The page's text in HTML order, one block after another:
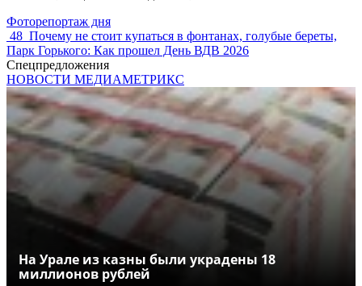
Фоторепортаж дня
48 Почему не стоит купаться в фонтанах, голубые береты,
Парк Горького: Как прошел День ВДВ 2026
Спецпредложения
НОВОСТИ МЕДИАМЕТРИКС
На Урале из казны были украдены 18
миллионов рублей